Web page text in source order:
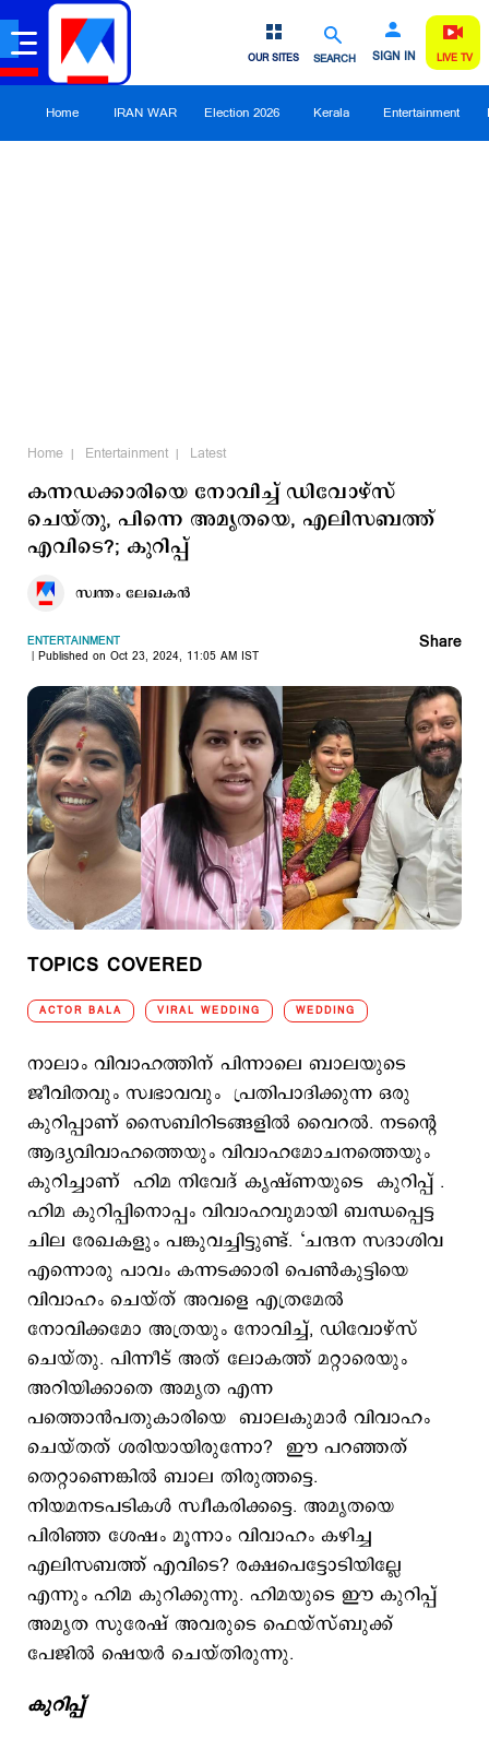
SEARCH SIGN IN
OUR SITES LIVE TV
Home IRAN WAR Election 2026 Kerala Entertainment
Home Entertainment Latest
കന്നഡക്കാരിയെ നോവിച്ച് ഡിവോഴ്‌സ്
ചെയ്തു, പിന്നെ അമൃതയെ, എലിസബത്ത്
എവിടെ?; കുറിപ്പ്
സ്വന്തം ലേഖകൻ
ENTERTAINMENT
Published on Oct 23, 2024, 11:05 AM IST
Share
TOPICS COVERED
ACTOR BALA VIRAL WEDDING WEDDING
നാലാം വിവാഹത്തിന് പിന്നാലെ ബാലയുടെ
ജീവിതവും സ്വഭാവവും പ്രതിപാദിക്കുന്ന ഒരു
കുറിപ്പാണ് സൈബിറിടങ്ങളില്‍ വൈറല്‍. നടന്‍റെ
ആദ്യവിവാഹത്തെയും വിവാഹമോചനത്തെയും
കുറിച്ചാണ് ഹിമ നിവേദ് കൃഷ്ണയുടെ കുറിപ്പ് .
ഹിമ കുറിപ്പിനൊപ്പം വിവാഹവുമായി ബന്ധപ്പെട്ട
ചില രേഖകളും പങ്കുവച്ചിട്ടുണ്ട്. ‘ചന്ദന സദാശിവ
എന്നൊരു പാവം കന്നടക്കാരി പെണ്‍കുട്ടിയെ
വിവാഹം ചെയ്ത് അവളെ എത്രമേല്‍
നോവിക്കമോ അത്രയും നോവിച്ച്, ഡിവോഴ്‌സ്
ചെയ്തു. പിന്നീട് അത് ലോകത്ത് മറ്റാരെയും
അറിയിക്കാതെ അമൃത എന്ന
പത്തൊന്‍പതുകാരിയെ ബാലകുമാര്‍ വിവാഹം
ചെയ്തത് ശരിയായിരുന്നോ? ഈ പറഞ്ഞത്
തെറ്റാണെങ്കില്‍ ബാല തിരുത്തട്ടെ.
നിയമനടപടികള്‍ സ്വീകരിക്കട്ടെ. അമൃതയെ
പിരിഞ്ഞ ശേഷം മൂന്നാം വിവാഹം കഴിച്ച
എലിസബത്ത് എവിടെ? രക്ഷപെട്ടോടിയില്ലേ
എന്നും ഹിമ കുറിക്കുന്നു. ഹിമയുടെ ഈ കുറിപ്പ്
അമൃത സുരേഷ് അവരുടെ ഫെയ്‌സ്ബുക്ക്
പേജില്‍ ഷെയര്‍ ചെയ്തിരുന്നു.
കുറിപ്പ്